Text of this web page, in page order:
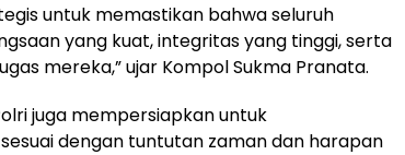
untuk memastikan bahwa seluruh
yang kuat, integritas yang tinggi, serta
mereka,” ujar Kompol Sukma Pranata.
juga mempersiapkan untuk
dengan tuntutan zaman dan harapan